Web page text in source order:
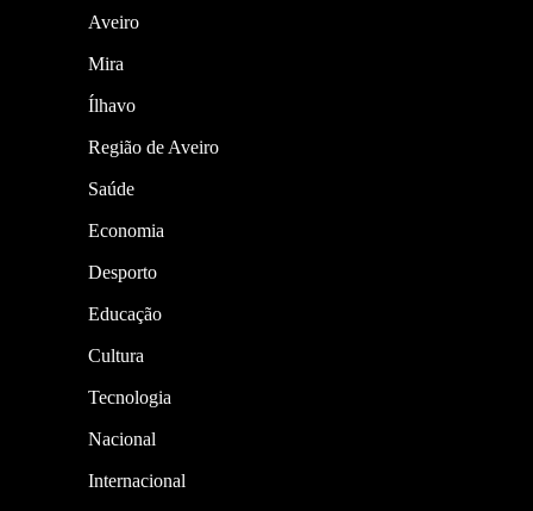
Aveiro
Mira
Ílhavo
Região de Aveiro
Saúde
Economia
Desporto
Educação
Cultura
Tecnologia
Nacional
Internacional